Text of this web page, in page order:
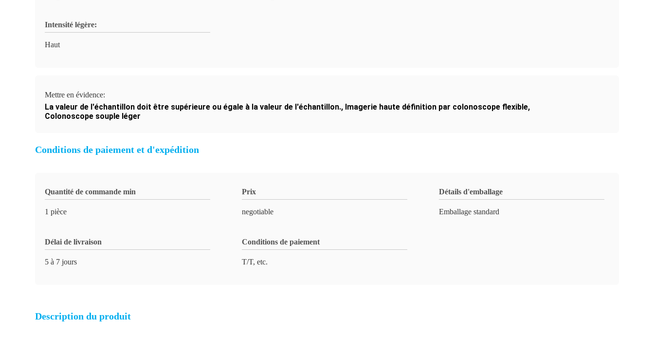
Intensité légère:
Haut
Mettre en évidence:
La valeur de l'échantillon doit être supérieure ou égale à la valeur de l'échantillon., Imagerie haute définition par colonoscope flexible,
Colonoscope souple léger
Conditions de paiement et d'expédition
Quantité de commande min
1 pièce
Prix
negotiable
Détails d'emballage
Emballage standard
Délai de livraison
5 à 7 jours
Conditions de paiement
T/T, etc.
Description du produit